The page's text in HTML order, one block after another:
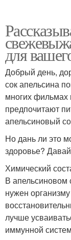
для
Добрый день,
сок апельсина
многих фильмах
предпочитают
апельсиновый
Но дань ли это
здоровье?
Химический
В апельсиновом
нужен
лучше
иммунной